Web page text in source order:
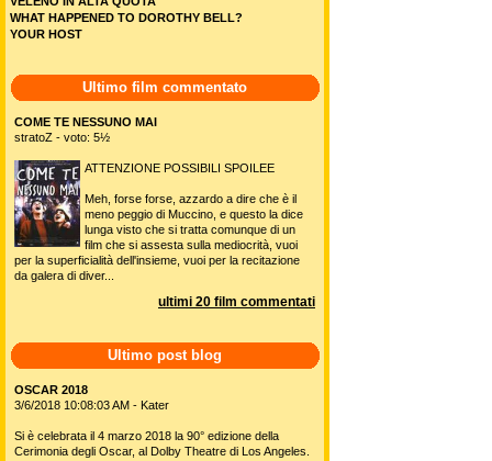
WHAT HAPPENED TO DOROTHY BELL?
YOUR HOST
Ultimo film commentato
COME TE NESSUNO MAI
stratoZ - voto: 5½
ATTENZIONE POSSIBILI SPOILEE
Meh, forse forse, azzardo a dire che è il
meno peggio di Muccino, e questo la dice
lunga visto che si tratta comunque di un
film che si assesta sulla mediocrità, vuoi
per la superficialità dell'insieme, vuoi per la recitazione
da galera di diver...
ultimi 20 film commentati
Ultimo post blog
OSCAR 2018
3/6/2018 10:08:03 AM - Kater
Si è celebrata il 4 marzo 2018 la 90° edizione della
Cerimonia degli Oscar, al Dolby Theatre di Los Angeles.